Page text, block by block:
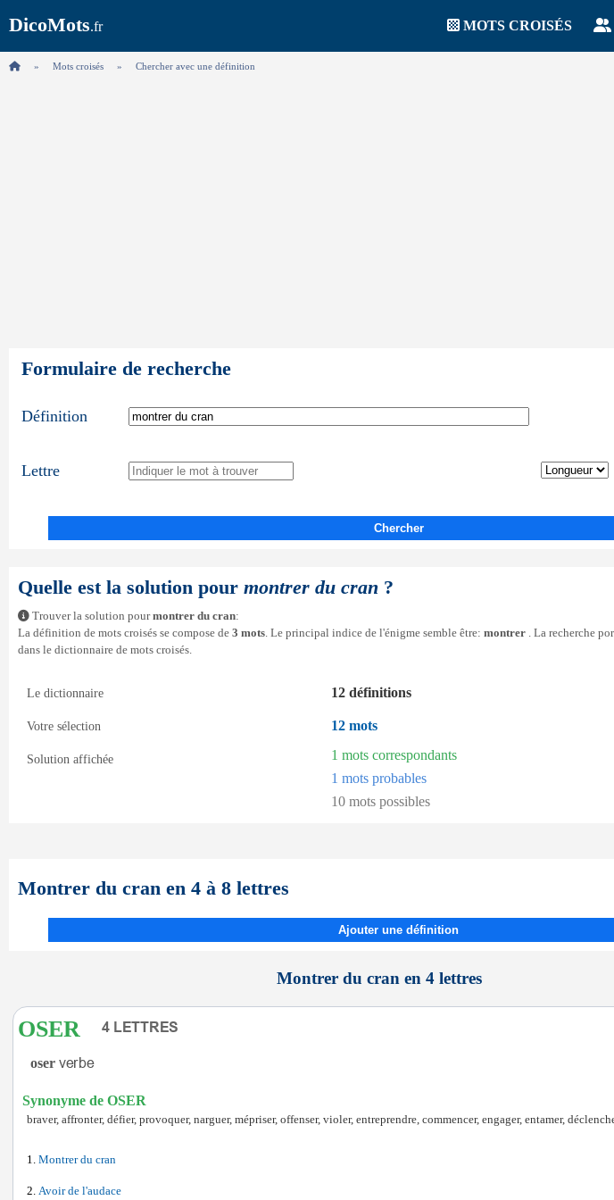
DicoMots.fr MOTS CROISÉS
Mots croisés Chercher avec une définition
Formulaire de recherche
Définition
Lettre
Chercher
Quelle est la solution pour montrer du cran ?
Trouver la solution pourmontrer du cran:
La définition de mots croisés se compose de 3 mots. Le principal indice de l'énigme semble être: montrer . La recherche
dans le dictionnaire de mots croisés.
Le dictionnaire 12 définitions
Votre sélection 12 mots
Solution affichée
1 mots correspondants
1 mots probables
10 mots possibles
Montrer du cran en 4 à 8 lettres
Ajouter une définition
Montrer du cran en 4 lettres
OSER
oser
Synonyme de OSER
braver, affronter, défier, provoquer, narguer, mépriser, offenser, violer, entreprendre, commencer, engager, entamer,
Montrer du cran
Avoir de l'audace